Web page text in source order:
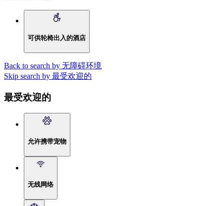
可供轮椅出入的酒店
Back to search by 无障碍环境
Skip search by 最受欢迎的
最受欢迎的
允许携带宠物
无线网络